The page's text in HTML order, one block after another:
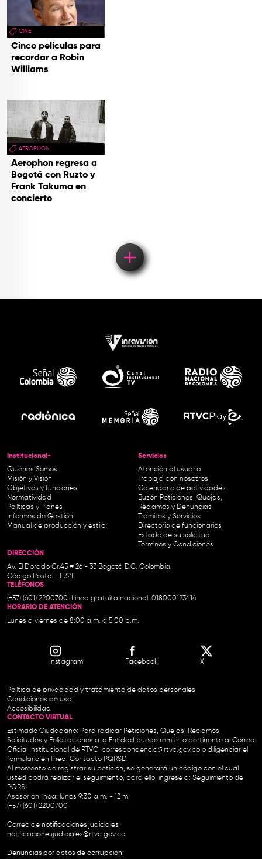
CINE
Cinco películas para
recordar a Robin
Williams
AEROPHON
Aerophon regresa a
Bogotá con Ruzto y
Frank Takuma en
concierto
Institucional-
Quiénes Somos
Misión y Visión
Objetivos y funciones
Normatividad
Políticas y Planes
Informes de Gestión
Manual de producción y estilo
Servicios
Atención al usuario
Trabaja con nosotros
Calendario de actividades
Buzón Peticiones, Quejas,
Reclamos y Denuncias
Trámites y Servicios
Directorio de funcionarios
Estado de su solicitud
Términos y Condiciones
DIRECCIÓN
Av. El Dorado Cr.45 # 26 - 33 Bogotá D.C. Colombia.
Código Postal: 111321
TELÉFONOS
(+57) (601) 2200700. Línea gratuita nacional: 018000123414
HORARIO DE ATENCIÓN
Lunes a viernes de 8:00 a.m. a 5:00 p.m.
Instagram Facebook X
Política de privacidad y tratamiento de datos personales
Condiciones de uso
Accesibilidad
CONTACTO VIRTUAL
Estimado Ciudadano: Para radicar Peticiones, Quejas, Reclamos,
Solicitudes y Felicitaciones a la Entidad puede remitir lo pertinente al Correo
Oficial Institucional de RTVC correspondencia@rtvc.gov.co o diligenciar el
formulario en línea: Contacto PQRSD.
Al momento de registrar su petición, se generará un código con el cual
usted podrá realizar el seguimiento, para ello, ingrese a: Seguimiento de
PQRS
Asesor en línea: lunes 9:30 a.m. - 12 m.
(+57) (601) 2200700
Correo de notificaciones judiciales:
notificacionesjudiciales@rtvc.gov.co
Denuncias por actos de corrupción: